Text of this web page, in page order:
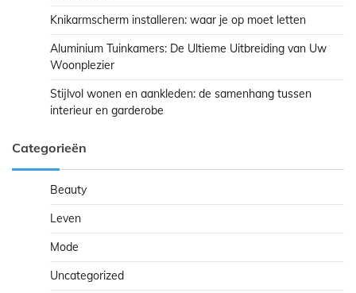
Knikarmscherm installeren: waar je op moet letten
Aluminium Tuinkamers: De Ultieme Uitbreiding van Uw
Woonplezier
Stijlvol wonen en aankleden: de samenhang tussen
interieur en garderobe
Categorieën
Beauty
Leven
Mode
Uncategorized